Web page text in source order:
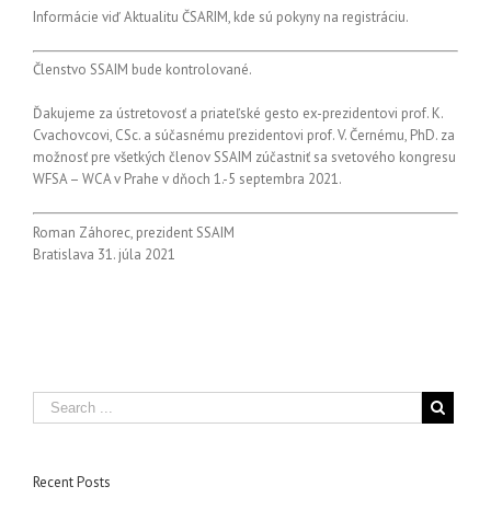
Informácie viď Aktualitu ČSARIM, kde sú pokyny na registráciu.
Členstvo SSAIM bude kontrolované.
Ďakujeme za ústretovosť a priateľské gesto ex-prezidentovi prof. K.
Cvachovcovi, CSc. a súčasnému prezidentovi prof. V. Černému, PhD. za
možnosť pre všetkých členov SSAIM zúčastniť sa svetového kongresu
WFSA – WCA v Prahe v dňoch 1.-5 septembra 2021.
Roman Záhorec, prezident SSAIM
Bratislava 31. júla 2021
Recent Posts